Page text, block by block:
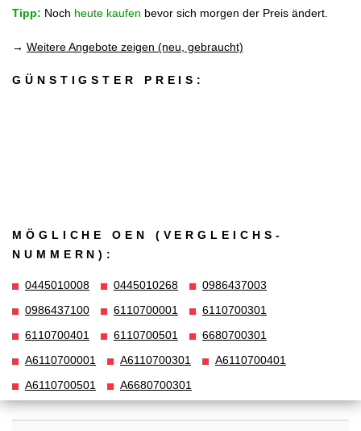
Tipp: Noch heute kaufen bevor sich morgen der Preis ändert.
→ Weitere Angebote zeigen (neu, gebraucht)
GÜNSTIGSTER PREIS:
MÖGLICHE OEN (VERGLEICHS­
NUMMERN):
0445010008 0445010268
0986437003
0986437100
6110700001
6110700301
6110700401
6110700501
6680700301
A6110700001
A6110700301
A6110700401
A6110700501
A6680700301